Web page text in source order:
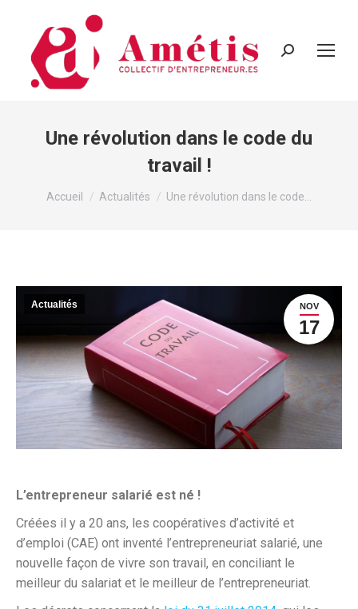
Recherche
Une révolution dans le code du
travail !
Vous êtes ici :
Accueil Actualités Une révolution dans le code…
NOV
17
Actualités
L’entrepreneur salarié est né !
Créées il y a 20 ans, les coopératives d’activité et
d’emploi (CAE) ont inventé l’entrepreneuriat salarié, une
nouvelle façon de vivre son travail, en conciliant le
meilleur du salariat et le meilleur de l’entrepreneuriat.